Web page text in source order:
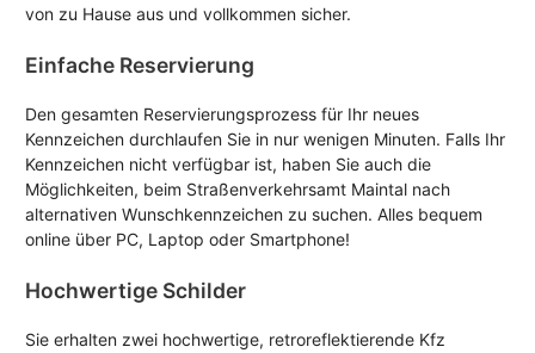
von zu Hause aus und vollkommen sicher.
Einfache Reservierung
Den gesamten Reservierungsprozess für Ihr neues
Kennzeichen durchlaufen Sie in nur wenigen Minuten. Falls Ihr
Kennzeichen nicht verfügbar ist, haben Sie auch die
Möglichkeiten, beim Straßenverkehrsamt Maintal nach
alternativen Wunschkennzeichen zu suchen. Alles bequem
online über PC, Laptop oder Smartphone!
Hochwertige Schilder
Sie erhalten zwei hochwertige, retroreflektierende Kfz